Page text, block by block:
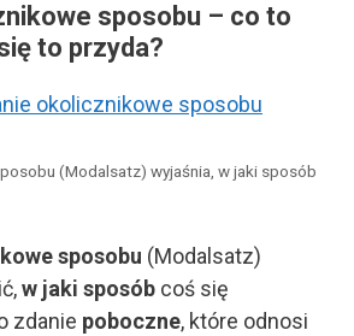
sposobu – co to
to przyda?
(Modalsatz) wyjaśnia, w jaki sposób
sposobu (Modalsatz)
w jaki sposób coś się
zdanie poboczne, które odnosi